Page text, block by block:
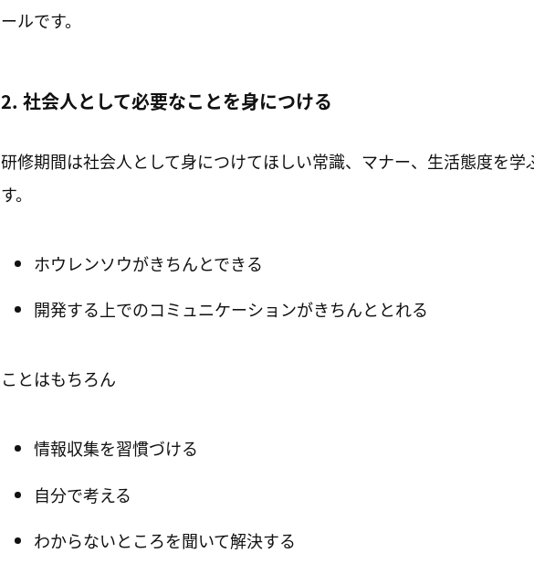
ールです。
2. 社会人として必要なことを身につける
研修期間は社会人として身につけてほしい常識、マナー、生活態度を学
す。
ホウレンソウがきちんとできる
開発する上でのコミュニケーションがきちんととれる
ことはもちろん
情報収集を習慣づける
自分で考える
わからないところを聞いて解決する